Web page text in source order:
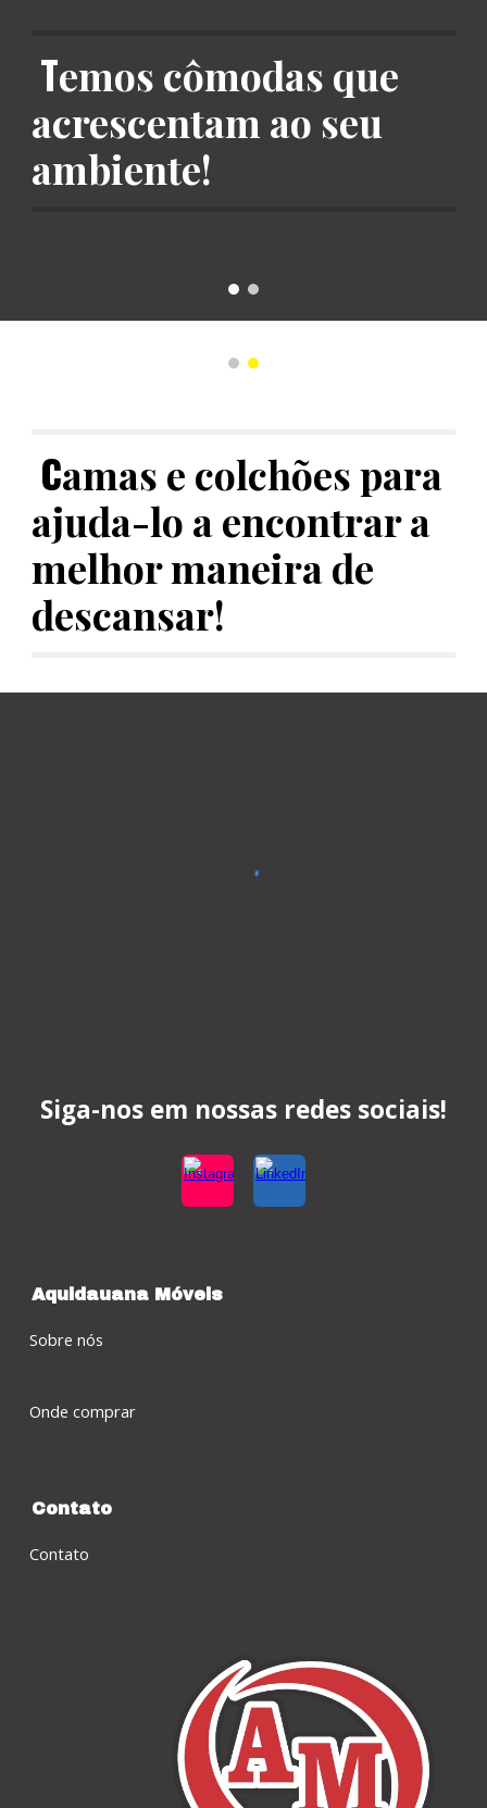
Temos cômodas que
acrescentam ao seu
ambiente!
Camas e colchões para
ajuda-lo a encontrar a
melhor maneira de
descansar!
Siga-nos em nossas redes sociais!
Aquidauana Móveis
Sobre nós
Onde comprar
Contato
Contato